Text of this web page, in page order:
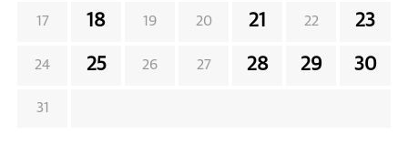
17 18 19 20 21 22 23
24 25 26 27 28 29 30
31